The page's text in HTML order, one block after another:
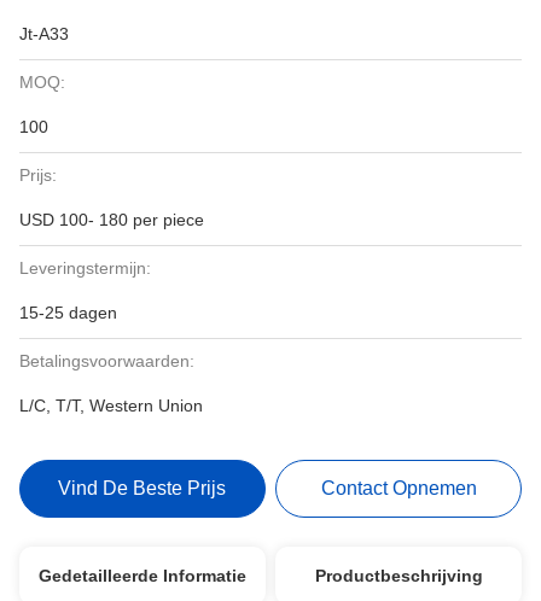
Jt-A33
MOQ:
100
Prijs:
USD 100- 180 per piece
Leveringstermijn:
15-25 dagen
Betalingsvoorwaarden:
L/C, T/T, Western Union
Vind De Beste Prijs Contact Opnemen
Gedetailleerde Informatie Productbeschrijving